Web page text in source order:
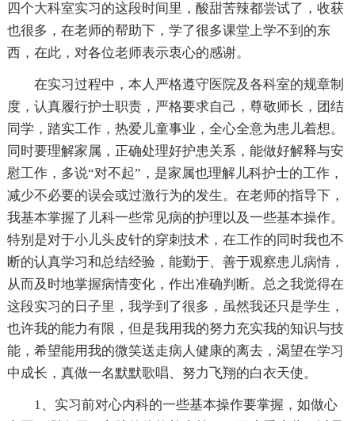
四个大科室实习的这段时间里，酸甜苦辣都尝试了，收获
也很多，在老师的帮助下，学了很多课堂上学不到的东
西，在此，对各位老师表示衷心的感谢。
在实习过程中，本人严格遵守医院及各科室的规章制
度，认真履行护士职责，严格要求自己，尊敬师长，团结
同学，踏实工作，热爱儿童事业，全心全意为患儿着想。
同时要理解家属，正确处理好护患关系，能做好解释与安
慰工作，多说“对不起”，是家属也理解儿科护士的工作，
减少不必要的误会或过激行为的发生。在老师的指导下，
我基本掌握了儿科一些常见病的护理以及一些基本操作。
特别是对于小儿头皮针的穿刺技术，在工作的同时我也不
断的认真学习和总结经验，能勤于、善于观察患儿病情，
从而及时地掌握病情变化，作出准确判断。总之我觉得在
这段实习的日子里，我学到了很多，虽然我还只是学生，
也许我的能力有限，但是我用我的努力充实我的知识与技
能，希望能用我的微笑送走病人健康的离去，渴望在学习
中成长，真做一名默默歌唱、努力飞翔的白衣天使。
1、实习前对心内科的一些基本操作要掌握，如做心